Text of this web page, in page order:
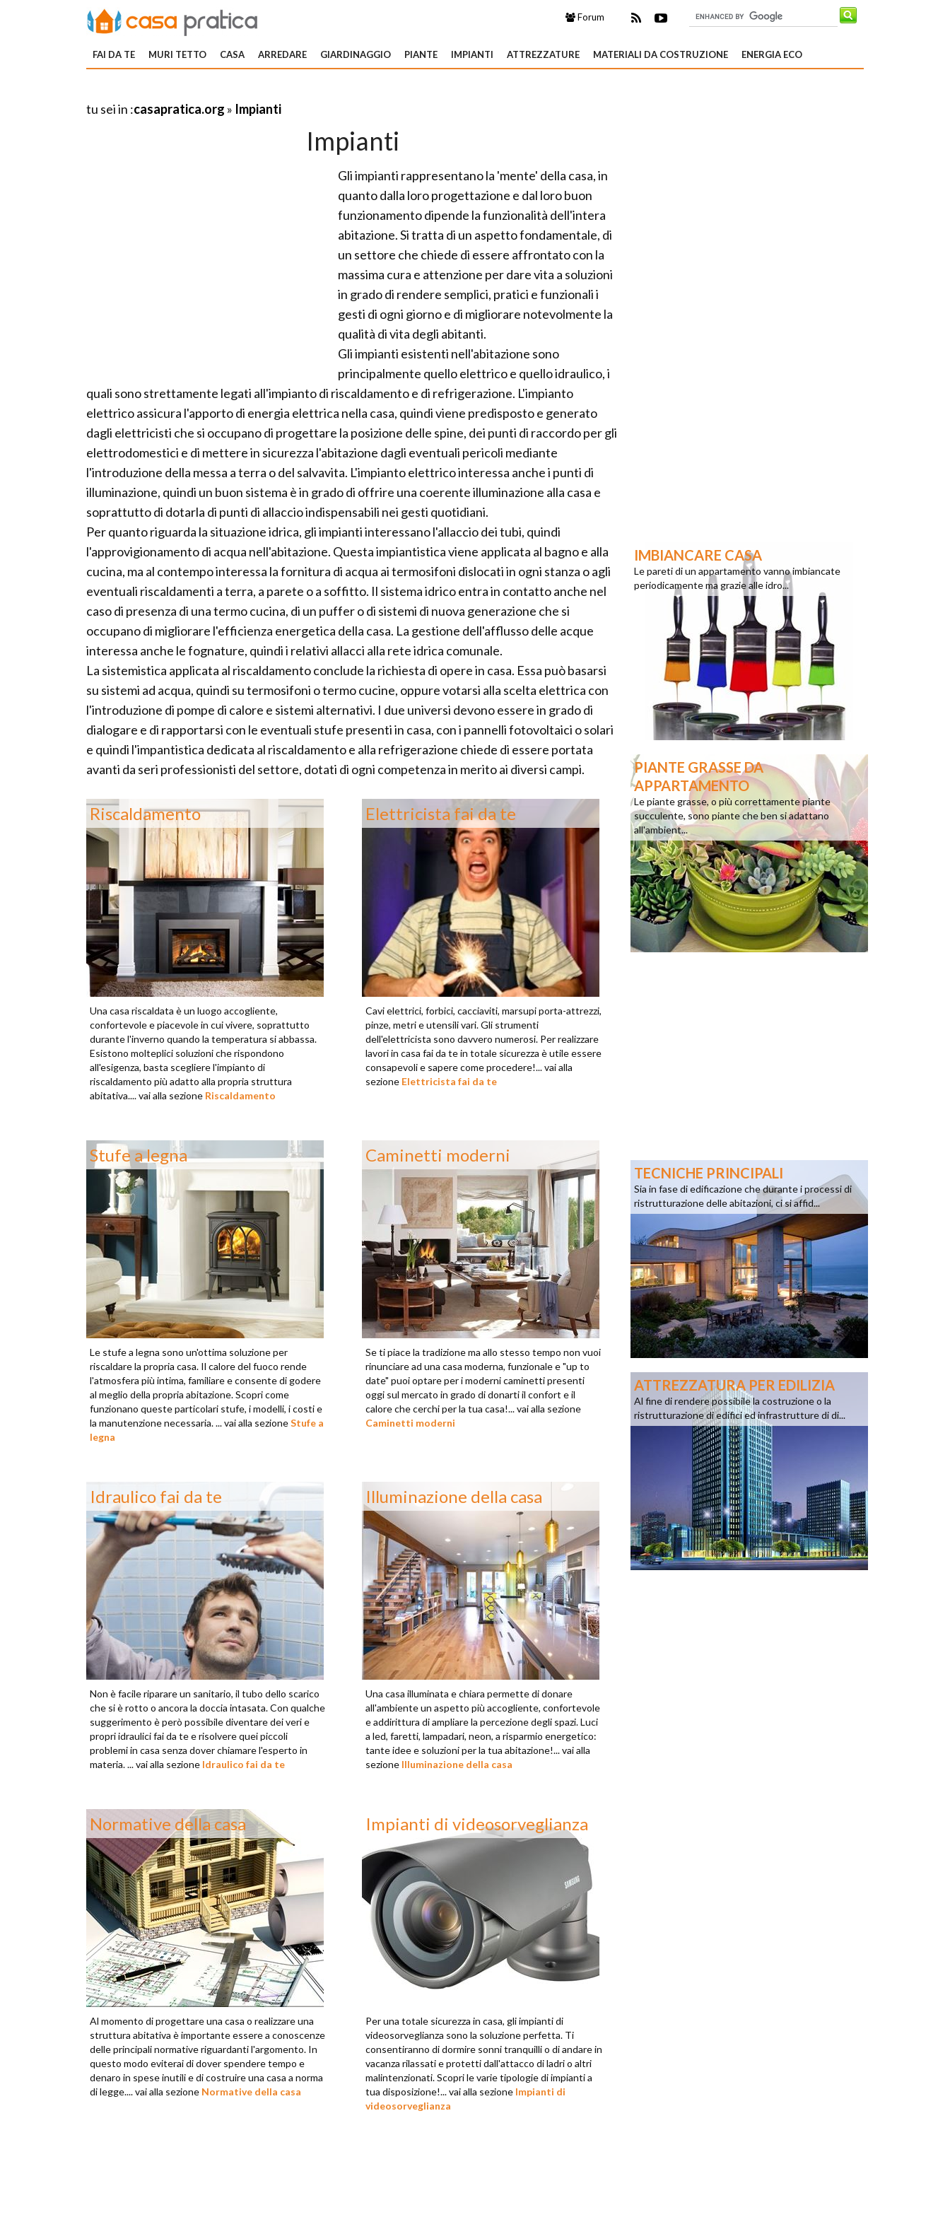
Forum
FAI DA TE MURI TETTO CASA ARREDARE GIARDINAGGIO PIANTE IMPIANTI ATTREZZATURE MATERIALI DA COSTRUZIONE ENERGIA ECO
tu sei in :casapratica.org » Impianti
Impianti
Gli impianti rappresentano la 'mente' della casa, in
quanto dalla loro progettazione e dal loro buon
funzionamento dipende la funzionalità dell'intera
abitazione. Si tratta di un aspetto fondamentale, di
un settore che chiede di essere affrontato con la
massima cura e attenzione per dare vita a soluzioni
in grado di rendere semplici, pratici e funzionali i
gesti di ogni giorno e di migliorare notevolmente la
qualità di vita degli abitanti.
Gli impianti esistenti nell'abitazione sono
principalmente quello elettrico e quello idraulico, i
quali sono strettamente legati all'impianto di riscaldamento e di refrigerazione. L'impianto
elettrico assicura l'apporto di energia elettrica nella casa, quindi viene predisposto e generato
dagli elettricisti che si occupano di progettare la posizione delle spine, dei punti di raccordo per gli
elettrodomestici e di mettere in sicurezza l'abitazione dagli eventuali pericoli mediante
l'introduzione della messa a terra o del salvavita. L'impianto elettrico interessa anche i punti di
illuminazione, quindi un buon sistema è in grado di offrire una coerente illuminazione alla casa e
soprattutto di dotarla di punti di allaccio indispensabili nei gesti quotidiani.
Per quanto riguarda la situazione idrica, gli impianti interessano l'allaccio dei tubi, quindi
l'approvigionamento di acqua nell'abitazione. Questa impiantistica viene applicata al bagno e alla
cucina, ma al contempo interessa la fornitura di acqua ai termosifoni dislocati in ogni stanza o agli
eventuali riscaldamenti a terra, a parete o a soffitto. Il sistema idrico entra in contatto anche nel
caso di presenza di una termo cucina, di un puffer o di sistemi di nuova generazione che si
occupano di migliorare l'efficienza energetica della casa. La gestione dell'afflusso delle acque
interessa anche le fognature, quindi i relativi allacci alla rete idrica comunale.
La sistemistica applicata al riscaldamento conclude la richiesta di opere in casa. Essa può basarsi
su sistemi ad acqua, quindi su termosifoni o termo cucine, oppure votarsi alla scelta elettrica con
l'introduzione di pompe di calore e sistemi alternativi. I due universi devono essere in grado di
dialogare e di rapportarsi con le eventuali stufe presenti in casa, con i pannelli fotovoltaici o solari
e quindi l'impantistica dedicata al riscaldamento e alla refrigerazione chiede di essere portata
avanti da seri professionisti del settore, dotati di ogni competenza in merito ai diversi campi.
Riscaldamento
Una casa riscaldata è un luogo accogliente,
confortevole e piacevole in cui vivere, soprattutto
durante l'inverno quando la temperatura si abbassa.
Esistono molteplici soluzioni che rispondono
all'esigenza, basta scegliere l'impianto di
riscaldamento più adatto alla propria struttura
abitativa.... vai alla sezione Riscaldamento
Elettricista fai da te
Cavi elettrici, forbici, cacciaviti, marsupi porta-attrezzi,
pinze, metri e utensili vari. Gli strumenti
dell'elettricista sono davvero numerosi. Per realizzare
lavori in casa fai da te in totale sicurezza è utile essere
consapevoli e sapere come procedere!... vai alla
sezione Elettricista fai da te
Stufe a legna
Le stufe a legna sono un'ottima soluzione per
riscaldare la propria casa. Il calore del fuoco rende
l'atmosfera più intima, familiare e consente di godere
al meglio della propria abitazione. Scopri come
funzionano queste particolari stufe, i modelli, i costi e
la manutenzione necessaria. ... vai alla sezioneStufe a
legna
Caminetti moderni
Se ti piace la tradizione ma allo stesso tempo non vuoi
rinunciare ad una casa moderna, funzionale e "up to
date" puoi optare per i moderni caminetti presenti
oggi sul mercato in grado di donarti il confort e il
calore che cerchi per la tua casa!... vai alla sezione
Caminetti moderni
Idraulico fai da te
Non è facile riparare un sanitario, il tubo dello scarico
che si è rotto o ancora la doccia intasata. Con qualche
suggerimento è però possibile diventare dei veri e
propri idraulici fai da te e risolvere quei piccoli
problemi in casa senza dover chiamare l'esperto in
materia. ... vai alla sezione Idraulico fai da te
Illuminazione della casa
Una casa illuminata e chiara permette di donare
all'ambiente un aspetto più accogliente, confortevole
e addirittura di ampliare la percezione degli spazi. Luci
a led, faretti, lampadari, neon, a risparmio energetico:
tante idee e soluzioni per la tua abitazione!... vai alla
sezione Illuminazione della casa
Normative della casa
Al momento di progettare una casa o realizzare una
struttura abitativa è importante essere a conoscenze
delle principali normative riguardanti l'argomento. In
questo modo eviterai di dover spendere tempo e
denaro in spese inutili e di costruire una casa a norma
di legge.... vai alla sezione Normative della casa
Impianti di videosorveglianza
Per una totale sicurezza in casa, gli impianti di
videosorveglianza sono la soluzione perfetta. Ti
consentiranno di dormire sonni tranquilli o di andare in
vacanza rilassati e protetti dall'attacco di ladri o altri
malintenzionati. Scopri le varie tipologie di impianti a
tua disposizione!... vai alla sezione Impianti di
videosorveglianza
IMBIANCARE CASA
Le pareti di un appartamento vanno imbiancate
periodicamente ma grazie alle idro...
PIANTE GRASSE DA
APPARTAMENTO
Le piante grasse, o più correttamente piante
succulente, sono piante che ben si adattano
all'ambient...
TECNICHE PRINCIPALI
Sia in fase di edificazione che durante i processi di
ristrutturazione delle abitazioni, ci si affid...
ATTREZZATURA PER EDILIZIA
Al fine di rendere possibile la costruzione o la
ristrutturazione di edifici ed infrastrutture di di...